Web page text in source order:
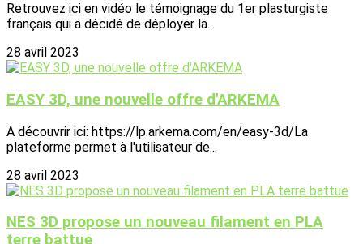
Retrouvez ici en vidéo le témoignage du 1er plasturgiste
français qui a décidé de déployer la...
28 avril 2023
EASY 3D, une nouvelle offre d'ARKEMA
A découvrir ici: https://lp.arkema.com/en/easy-3d/La
plateforme permet à l'utilisateur de...
28 avril 2023
NES 3D propose un nouveau filament en PLA
terre battue